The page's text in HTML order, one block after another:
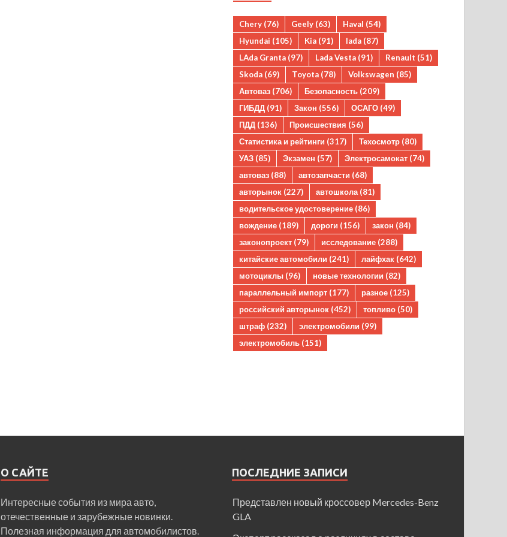
Chery (76) Geely (63) Haval (54)
Hyundai (105) Kia (91) lada (87)
LAda Granta (97) Lada Vesta (91) Renault (51)
Skoda (69) Toyota (78) Volkswagen (85)
Автоваз (706) Безопасность (209)
ГИБДД (91) Закон (556) ОСАГО (49)
ПДД (136) Происшествия (56)
Статистика и рейтинги (317) Техосмотр (80)
УАЗ (85) Экзамен (57) Электросамокат (74)
автоваз (88) автозапчасти (68)
авторынок (227) автошкола (81)
водительское удостоверение (86)
вождение (189) дороги (156) закон (84)
законопроект (79) исследование (288)
китайские автомобили (241) лайфхак (642)
мотоциклы (96) новые технологии (82)
параллельный импорт (177) разное (125)
российский авторынок (452) топливо (50)
штраф (232) электромобили (99)
электромобиль (151)
О САЙТЕ
Интересные события из мира авто,
отечественные и зарубежные новинки.
Полезная информация для автомобилистов.
ПОСЛЕДНИЕ ЗАПИСИ
Представлен новый кроссовер Mercedes-Benz
GLA